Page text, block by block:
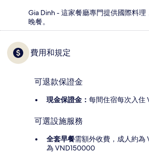
Gia Dinh - 這家餐廳專門提供國際料理
晚餐。
費用和規定
可退款保證金
現金保證金： 每間住宿每次入
可選設施服務
全套早餐需額外收費，成人約
為 VND150000